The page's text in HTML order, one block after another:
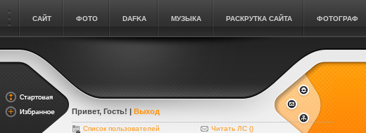
САЙТ ФОТО DAFKA МУЗЫКА РАСКРУТКА САЙТА ФОТОГРАФ
Привет, Гость! | Выход
Список пользователей
Читать ЛС ()